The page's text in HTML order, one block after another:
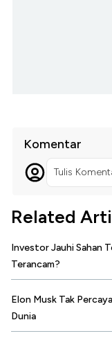
Komentar
Tulis
Related
Investor Jauhi Sahan
Terancam?
Elon Musk Tak
Dunia